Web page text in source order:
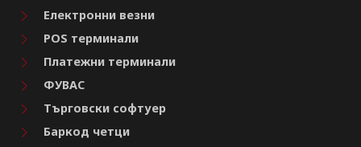
Електронни везни
POS терминали
Платежни терминали
ФУВАС
Търговски софтуер
Баркод четци